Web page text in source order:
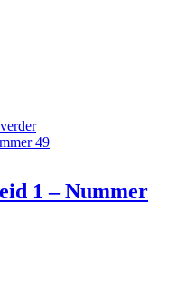
1 – Nummer